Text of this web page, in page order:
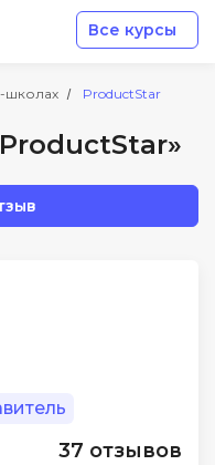
Все курсы
школах ProductStar
37 отзывов